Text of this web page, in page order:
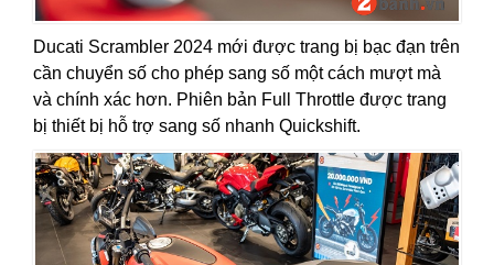
Ducati Scrambler 2024 mới được trang bị bạc đạn trên
cần chuyển số cho phép sang số một cách mượt mà
và chính xác hơn. Phiên bản Full Throttle được trang
bị thiết bị hỗ trợ sang số nhanh Quickshift.